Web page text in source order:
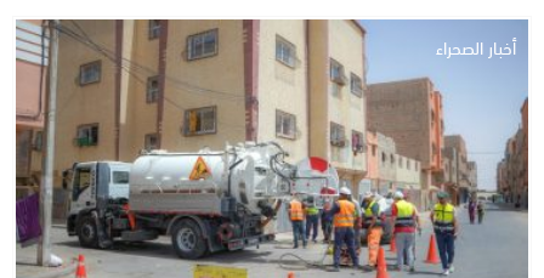
أخبار الصحراء